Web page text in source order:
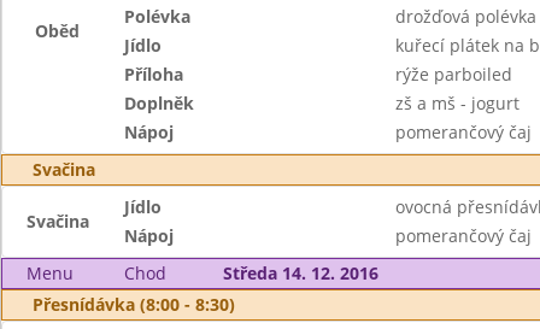
Oběd
Polévka
drožďová
Jídlo
kuřecí plátek na
Příloha
rýže parboiled
Doplněk
zš a mš - jogurt
Nápoj
pomerančový čaj
Svačina
Svačina
Jídlo
ovocná
Nápoj
pomerančový čaj
Menu
Chod
Středa 14. 12. 2016
Přesnídávka (8:00 - 8:30)